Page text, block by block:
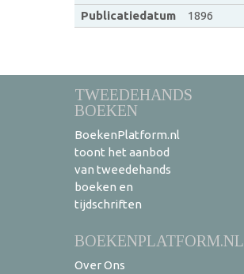
Publicatiedatum
1896
TWEEDEHANDS
BOEKEN
BoekenPlatform.nl
toont het aanbod
van tweedehands
boeken en
tijdschriften
BOEKENPLATFORM.NL
Over Ons